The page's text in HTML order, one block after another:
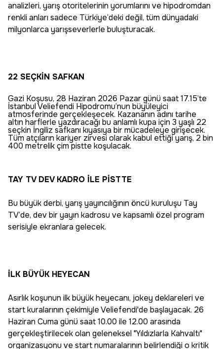
analizleri, yarış otoritelerinin yorumlarını ve hipodromdan
renkli anları sadece Türkiye’deki değil, tüm dünyadaki
milyonlarca yarışseverlerle buluşturacak.
22 SEÇKİN SAFKAN
Gazi Koşusu, 28 Haziran 2026 Pazar günü saat 17.15’te
İstanbul Veliefendi Hipodromu’nun büyüleyici
atmosferinde gerçekleşecek. Kazananın adını tarihe
altın harflerle yazdıracağı bu anlamlı kupa için 3 yaşlı 22
seçkin İngiliz safkanı kıyasıya bir mücadeleye girişecek.
Tüm atçıların kariyer zirvesi olarak kabul ettiği yarış, 2 bin
400 metrelik çim pistte koşulacak.
TAY TV DEV KADRO İLE PİSTTE
Bu büyük derbi, yarış yayıncılığının öncü kuruluşu Tay
TV’de, dev bir yayın kadrosu ve kapsamlı özel program
serisiyle ekranlara gelecek.
İLK BÜYÜK HEYECAN
Asırlık koşunun ilk büyük heyecanı, jokey deklareleri ve
start kuralarının çekimiyle Veliefendi'de başlayacak. 26
Haziran Cuma günü saat 10.00 ile 12.00 arasında
gerçekleştirilecek olan geleneksel "Yıldızlarla Kahvaltı"
organizasyonu ve start numaralarının belirlendiği o kritik